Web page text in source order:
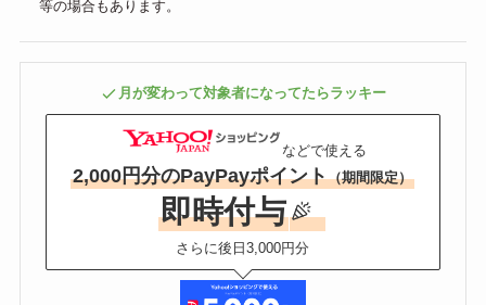
等の場合もあります。
月が変わって対象者になってたらラッキー
などで使える
2,000円分のPayPayポイント（期間限定）
即時付与
さらに後日3,000円分